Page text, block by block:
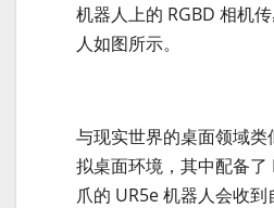
机器人上的 RGBD 相机
人如图所示。
与现实世界的桌面领域
拟桌面环境，其中配备
爪的 UR5e 机器人会收